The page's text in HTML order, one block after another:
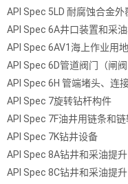
API Spec 5LD 耐腐蚀合金
API Spec 6A井口装置和采
API Spec 6AV1海上作业用
API Spec 6D管道阀门（闸
API Spec 6H 管端堵头、连
API Spec 7旋转钻杆构件
API Spec 7F油井用链条和链
API Spec 7K钻井设备
API Spec 8A钻井和采油提升
API Spec 8C钻井和采油提升